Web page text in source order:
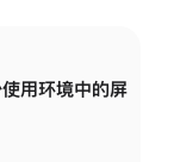
用环境中的屏